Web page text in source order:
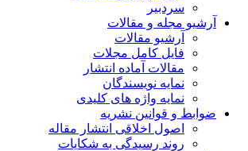
سردبیر
آرشیو مجله و مقالات
آرشیو مقالات
فایل کامل مجلات
مقالات آماده انتشار
نمایه نویسندگان
نمایه واژه های کلیدی
ضوابط و قوانین نشریه
اصول اخلاقی انتشار مقاله
روند رسیدگی به شکایات